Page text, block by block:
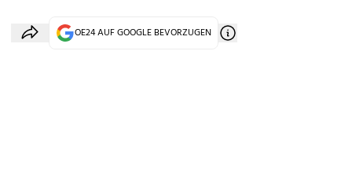
OE24 AUF GOOGLE BEVORZUGEN